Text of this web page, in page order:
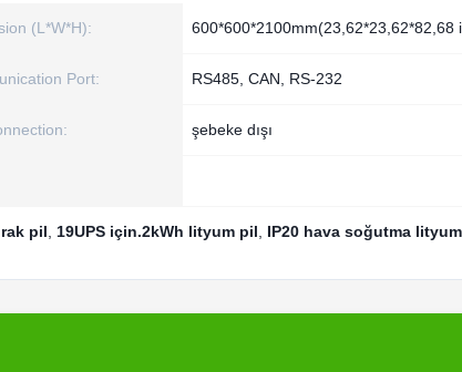
(L*W*H): 600*600*2100mm(23,62*23,62*82,68
Port: RS485, CAN, RS-232
şebeke dışı
pil 19UPS için.2kWh lityum pil IP20 hava soğutma